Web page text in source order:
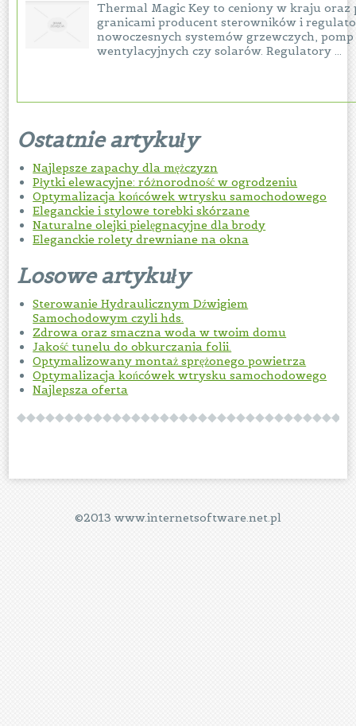
Thermal Magic Key to ceniony w kraju oraz
granicami producent sterowników i
nowoczesnych systemów grzewczych, pomp
wentylacyjnych czy solarów. Regulatory ...
Ostatnie artykuły
Najlepsze zapachy dla mężczyzn
Płytki elewacyjne: różnorodność w ogrodzeniu
Optymalizacja końcówek wtrysku samochodowego
Eleganckie i stylowe torebki skórzane
Naturalne olejki pielęgnacyjne dla brody
Eleganckie rolety drewniane na okna
Losowe artykuły
Sterowanie Hydraulicznym Dźwigiem
Samochodowym czyli hds.
Zdrowa oraz smaczna woda w twoim domu
Jakość tunelu do obkurczania folii.
Optymalizowany montaż sprężonego powietrza
Optymalizacja końcówek wtrysku samochodowego
Najlepsza oferta
©2013 www.internetsoftware.net.pl